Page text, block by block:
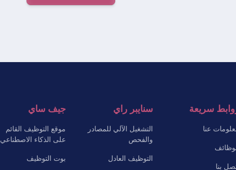
سريعة
عنا
بنا
سنايبر راي
التشغيل الآلي للمصادر
والفحص
التوظيف العادل
جيف ساي
موقع التوظيف القائم
على الذكاء الاصطناعي
بوت التوظيف